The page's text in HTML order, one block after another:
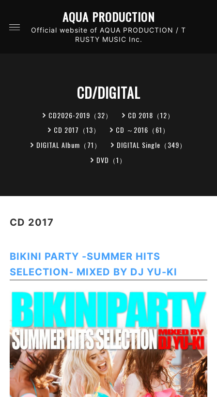
AQUA PRODUCTION
Official website of AQUA PRODUCTION / T
RUSTY MUSIC Inc.
CD/DIGITAL
CD2026-2019（32）
CD 2018（12）
CD 2017（13）
CD ～2016（61）
DIGITAL Album（71）
DIGITAL Single（349）
DVD（1）
CD 2017
BIKINI PARTY -SUMMER HITS
SELECTION- MIXED BY DJ YU-KI